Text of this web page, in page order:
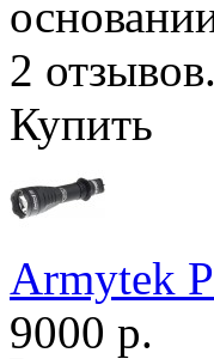
Купить
Armytek
9000 р.